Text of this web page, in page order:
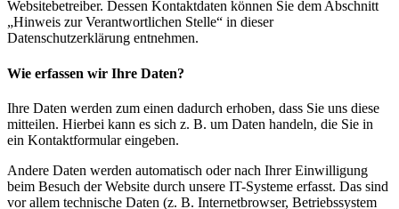
Websitebetreiber. Dessen Kontaktdaten können Sie dem Abschnitt
„Hinweis zur Verantwortlichen Stelle“ in dieser
Datenschutzerklärung entnehmen.
Wie erfassen wir Ihre Daten?
Ihre Daten werden zum einen dadurch erhoben, dass Sie uns diese
mitteilen. Hierbei kann es sich z. B. um Daten handeln, die Sie in
ein Kontaktformular eingeben.
Andere Daten werden automatisch oder nach Ihrer Einwilligung
beim Besuch der Website durch unsere IT-Systeme erfasst. Das sind
vor allem technische Daten (z. B. Internetbrowser, Betriebssystem